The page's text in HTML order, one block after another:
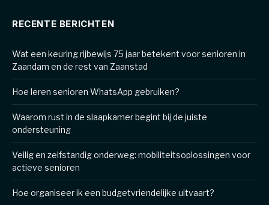
RECENTE BERICHTEN
Wat een keuring rijbewijs 75 jaar betekent voor senioren in
Zaandam en de rest van Zaanstad
Hoe leren senioren WhatsApp gebruiken?
Waarom rust in de slaapkamer begint bij de juiste
ondersteuning
Veilig en zelfstandig onderweg: mobiliteitsoplossingen voor
actieve senioren
Hoe organiseer ik een budgetvriendelijke uitvaart?